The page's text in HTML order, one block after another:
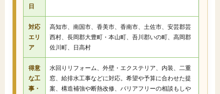
日
対応
エリ
ア
高知市、南国市、香美市、香南市、土佐市、安芸郡芸
西村、長岡郡大豊町・本山町、吾川郡いの町、高岡郡
佐川町、日高村
得意
な工
事・
水回りリフォーム、外壁・エクステリア、内装、二重
窓、給排水工事などに対応。希望や予算に合わせた提
案、構造補強や断熱改修、バリアフリーの相談もしや